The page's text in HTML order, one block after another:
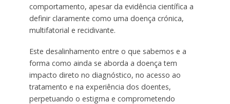
comportamento, apesar da evidência científica a
definir claramente como uma doença crónica,
multifatorial e recidivante.
Este desalinhamento entre o que sabemos e a
forma como ainda se aborda a doença tem
impacto direto no diagnóstico, no acesso ao
tratamento e na experiência dos doentes,
perpetuando o estigma e comprometendo